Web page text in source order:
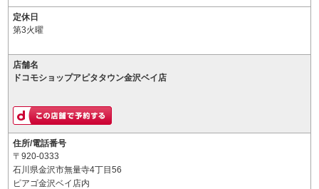
定休日
第3火曜
店舗名
ドコモショップアピタタウン金沢ベイ店
住所/電話番号
〒920-0333
石川県金沢市無量寺4丁目56
ピアゴ金沢ベイ店内